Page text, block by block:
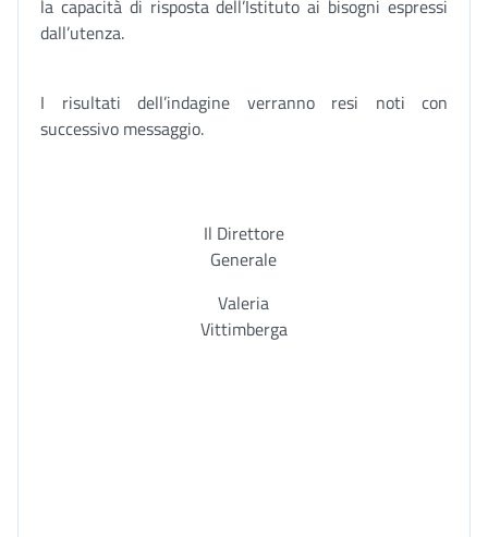
la capacità di risposta dell’Istituto ai bisogni espressi
dall’utenza.
I risultati dell’indagine verranno resi noti con
successivo messaggio.
Il Direttore
Generale
Valeria
Vittimberga